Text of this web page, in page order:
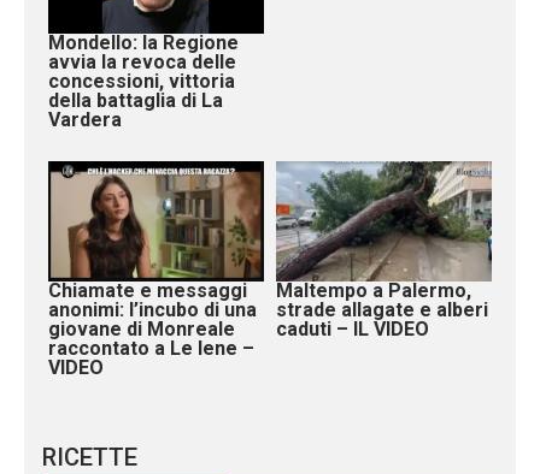
Mondello: la Regione
avvia la revoca delle
concessioni, vittoria
della battaglia di La
Vardera
Chiamate e messaggi
anonimi: l’incubo di una
giovane di Monreale
raccontato a Le Iene –
VIDEO
Maltempo a Palermo,
strade allagate e alberi
caduti – IL VIDEO
RICETTE